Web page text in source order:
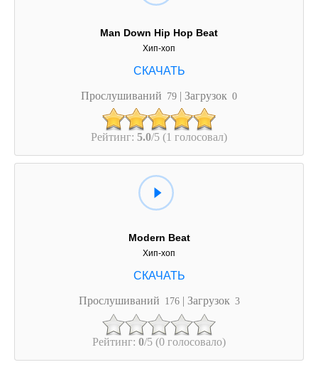
Man Down Hip Hop Beat
Хип-хоп
Прослушиваний 79 | Загрузок 0
Рейтинг: 5.0/5 (1 голосовал)
Modern Beat
Хип-хоп
Прослушиваний 176 | Загрузок 3
Рейтинг: 0/5 (0 голосовало)